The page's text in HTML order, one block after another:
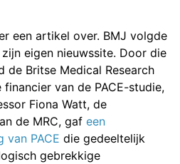
een artikel over. BMJ volgde
eigen nieuwssite. Door die
de Britse Medical Research
van de PACE-studie,
Fiona Watt, de
de MRC, gaf een
van PACE die gedeeltelijk
gebrekkige